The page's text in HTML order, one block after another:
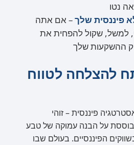
נטו
פיננסית שלך– אם אתה
למשל, שקול להפחית את
ההשקעות שלך
להצלחה לטווח
פיננסית – זוהי
על הבנה עמוקה של טבע
הפיננסיים. בעולם שבו